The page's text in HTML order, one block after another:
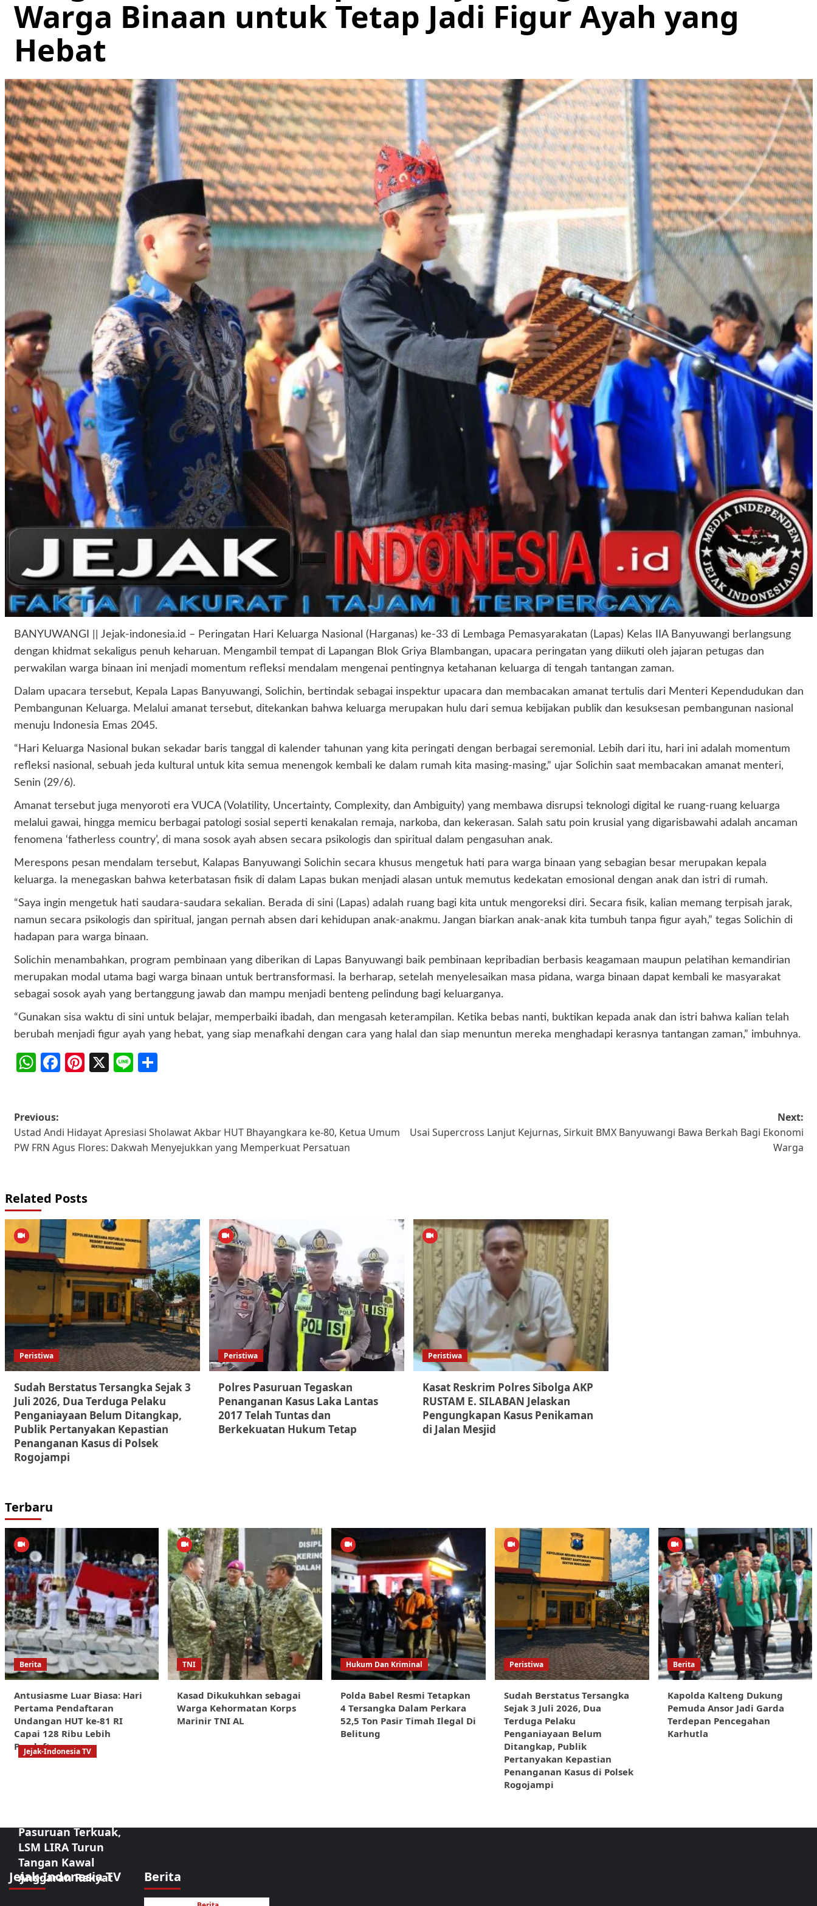
Warga Binaan untuk Tetap Jadi Figur Ayah yang
Hebat
BANYUWANGI || Jejak-indonesia.id – Peringatan Hari Keluarga Nasional (Harganas) ke-33 di Lembaga Pemasyarakatan (Lapas) Kelas IIA Banyuwangi berlangsung
dengan khidmat sekaligus penuh keharuan. Mengambil tempat di Lapangan Blok Griya Blambangan, upacara peringatan yang diikuti oleh jajaran petugas dan
perwakilan warga binaan ini menjadi momentum refleksi mendalam mengenai pentingnya ketahanan keluarga di tengah tantangan zaman.
Dalam upacara tersebut, Kepala Lapas Banyuwangi, Solichin, bertindak sebagai inspektur upacara dan membacakan amanat tertulis dari Menteri Kependudukan dan
Pembangunan Keluarga. Melalui amanat tersebut, ditekankan bahwa keluarga merupakan hulu dari semua kebijakan publik dan kesuksesan pembangunan nasional
menuju Indonesia Emas 2045.
“Hari Keluarga Nasional bukan sekadar baris tanggal di kalender tahunan yang kita peringati dengan berbagai seremonial. Lebih dari itu, hari ini adalah momentum
refleksi nasional, sebuah jeda kultural untuk kita semua menengok kembali ke dalam rumah kita masing-masing,” ujar Solichin saat membacakan amanat menteri,
Senin (29/6).
Amanat tersebut juga menyoroti era VUCA (Volatility, Uncertainty, Complexity, dan Ambiguity) yang membawa disrupsi teknologi digital ke ruang-ruang keluarga
melalui gawai, hingga memicu berbagai patologi sosial seperti kenakalan remaja, narkoba, dan kekerasan. Salah satu poin krusial yang digarisbawahi adalah ancaman
fenomena ‘fatherless country’, di mana sosok ayah absen secara psikologis dan spiritual dalam pengasuhan anak.
Merespons pesan mendalam tersebut, Kalapas Banyuwangi Solichin secara khusus mengetuk hati para warga binaan yang sebagian besar merupakan kepala
keluarga. Ia menegaskan bahwa keterbatasan fisik di dalam Lapas bukan menjadi alasan untuk memutus kedekatan emosional dengan anak dan istri di rumah.
“Saya ingin mengetuk hati saudara-saudara sekalian. Berada di sini (Lapas) adalah ruang bagi kita untuk mengoreksi diri. Secara fisik, kalian memang terpisah jarak,
namun secara psikologis dan spiritual, jangan pernah absen dari kehidupan anak-anakmu. Jangan biarkan anak-anak kita tumbuh tanpa figur ayah,” tegas Solichin di
hadapan para warga binaan.
Solichin menambahkan, program pembinaan yang diberikan di Lapas Banyuwangi baik pembinaan kepribadian berbasis keagamaan maupun pelatihan kemandirian
merupakan modal utama bagi warga binaan untuk bertransformasi. Ia berharap, setelah menyelesaikan masa pidana, warga binaan dapat kembali ke masyarakat
sebagai sosok ayah yang bertanggung jawab dan mampu menjadi benteng pelindung bagi keluarganya.
“Gunakan sisa waktu di sini untuk belajar, memperbaiki ibadah, dan mengasah keterampilan. Ketika bebas nanti, buktikan kepada anak dan istri bahwa kalian telah
berubah menjadi figur ayah yang hebat, yang siap menafkahi dengan cara yang halal dan siap menuntun mereka menghadapi kerasnya tantangan zaman,” imbuhnya.
WhatsApp
Facebook
Pinterest
X Line
Post
navigation
Previous:
Ustad Andi Hidayat Apresiasi Sholawat Akbar HUT Bhayangkara ke-80, Ketua Umum
PW FRN Agus Flores: Dakwah Menyejukkan yang Memperkuat Persatuan
Next:
Usai Supercross Lanjut Kejurnas, Sirkuit BMX Banyuwangi Bawa Berkah Bagi Ekonomi
Warga
Related Posts
Peristiwa
Sudah Berstatus Tersangka Sejak 3
Juli 2026, Dua Terduga Pelaku
Penganiayaan Belum Ditangkap,
Publik Pertanyakan Kepastian
Penanganan Kasus di Polsek
Rogojampi
Peristiwa
Polres Pasuruan Tegaskan
Penanganan Kasus Laka Lantas
2017 Telah Tuntas dan
Berkekuatan Hukum Tetap
Peristiwa
Kasat Reskrim Polres Sibolga AKP
RUSTAM E. SILABAN Jelaskan
Pengungkapan Kasus Penikaman
di Jalan Mesjid
Terbaru
Berita
Antusiasme Luar Biasa: Hari
Pertama Pendaftaran
Undangan HUT ke-81 RI
Capai 128 Ribu Lebih
Pendaftar
TNI
Kasad Dikukuhkan sebagai
Warga Kehormatan Korps
Marinir TNI AL
Hukum Dan Kriminal
Polda Babel Resmi Tetapkan
4 Tersangka Dalam Perkara
52,5 Ton Pasir Timah Ilegal Di
Belitung
Peristiwa
Sudah Berstatus Tersangka
Sejak 3 Juli 2026, Dua
Terduga Pelaku
Penganiayaan Belum
Ditangkap, Publik
Pertanyakan Kepastian
Penanganan Kasus di Polsek
Rogojampi
Berita
Kapolda Kalteng Dukung
Pemuda Ansor Jadi Garda
Terdepan Pencegahan
Karhutla
Jejak-Indonesia TV
Jejak-Indonesia TV
Pasuruan Terkuak,
LSM LIRA Turun
Tangan Kawal
Anggaran Rakyat
Berita